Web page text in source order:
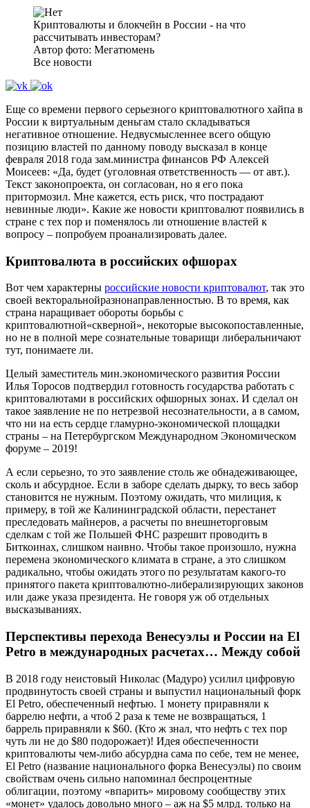
Криптовалюты и блокчейн в России - на что
рассчитывать инвесторам?
Автор фото: Мегатюмень
Все новости
Еще со времени первого серьезного криптовалютного хайпа в
России к виртуальным деньгам стало складываться
негативное отношение. Недвусмысленнее всего общую
позицию властей по данному поводу высказал в конце
февраля 2018 года зам.министра финансов РФ Алексей
Моисеев: «Да, будет (уголовная ответственность — от авт.).
Текст законопроекта, он согласован, но я его пока
притормозил. Мне кажется, есть риск, что пострадают
невинные люди». Какие же новости криптовалют появились в
стране с тех пор и поменялось ли отношение властей к
вопросу – попробуем проанализировать далее.
Криптовалюта в российских офшорах
Вот чем характерны российские новости криптовалют, так это
своей векторальнойразнонаправленностью. В то время, как
страна наращивает обороты борьбы с
криптовалютной«скверной», некоторые высокопоставленные,
но не в полной мере сознательные товарищи либеральничают
тут, понимаете ли.
Целый заместитель мин.экономического развития России
Илья Торосов подтвердил готовность государства работать с
криптовалютами в российских офшорных зонах. И сделал он
такое заявление не по нетрезвой несознательности, а в самом,
что ни на есть сердце гламурно-экономической площадки
страны – на Петербургском Международном Экономическом
форуме – 2019!
А если серьезно, то это заявление столь же обнадеживающее,
сколь и абсурдное. Если в заборе сделать дырку, то весь забор
становится не нужным. Поэтому ожидать, что милиция, к
примеру, в той же Калининградской области, перестанет
преследовать майнеров, а расчеты по внешнеторговым
сделкам с той же Польшей ФНС разрешит проводить в
Биткоинах, слишком наивно. Чтобы такое произошло, нужна
перемена экономического климата в стране, а это слишком
радикально, чтобы ожидать этого по результатам какого-то
принятого пакета криптовалютно-либерализирующих законов
или даже указа президента. Не говоря уж об отдельных
высказываниях.
Перспективы перехода Венесуэлы и России на El
Petro в международных расчетах… Между собой
В 2018 году неистовый Николас (Мадуро) усилил цифровую
продвинутость своей страны и выпустил национальный форк
El Petro, обеспеченный нефтью. 1 монету приравняли к
баррелю нефти, а чтоб 2 раза к теме не возвращаться, 1
баррель приравняли к $60. (Кто ж знал, что нефть с тех пор
чуть ли не до $80 подорожает)! Идея обеспеченности
криптовалюты чем-либо абсурдна сама по себе, тем не менее,
El Petro (название национального форка Венесуэлы) по своим
свойствам очень сильно напоминал беспроцентные
облигации, поэтому «впарить» мировому сообществу этих
«монет» удалось довольно много – аж на $5 млрд. только на